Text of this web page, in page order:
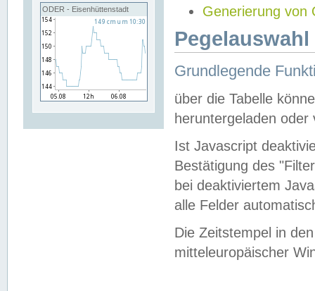
ODER - Eisenhüttenstadt
Generierung von
Grundlegende
über die Tabelle
heruntergeladen oder
Ist Javascript
Bestätigung des
bei deaktiviertem
alle Felder
Die Zeitstempel in
mitteleuropäischer